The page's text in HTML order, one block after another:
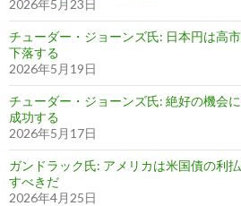
2026年5月23日
チューダー・ジョーンズ氏: 日本円は高
下落する
2026年5月19日
チューダー・ジョーンズ氏: 絶好の機会
成功する
2026年5月17日
ガンドラック氏: アメリカは米国債の利
すべきだ
2026年4月25日